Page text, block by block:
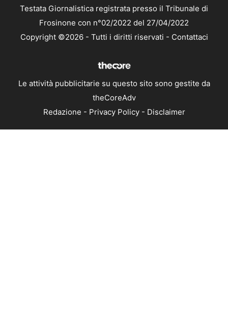
Testata Giornalistica registrata presso il Tribunale di
Frosinone con n°02/2022 del 27/04/2022
Copyright ©2026 - Tutti i diritti riservati - Contattaci
Le attività pubblicitarie su questo sito sono gestite da
theCoreAdv
Redazione - Privacy Policy- Disclaimer